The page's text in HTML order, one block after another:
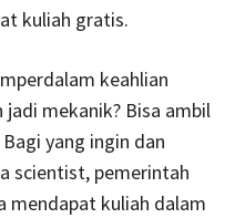
kuliah gratis.
keahlian
mekanik? Bisa ambil
yang ingin dan
scientist, pemerintah
mendapat kuliah dalam